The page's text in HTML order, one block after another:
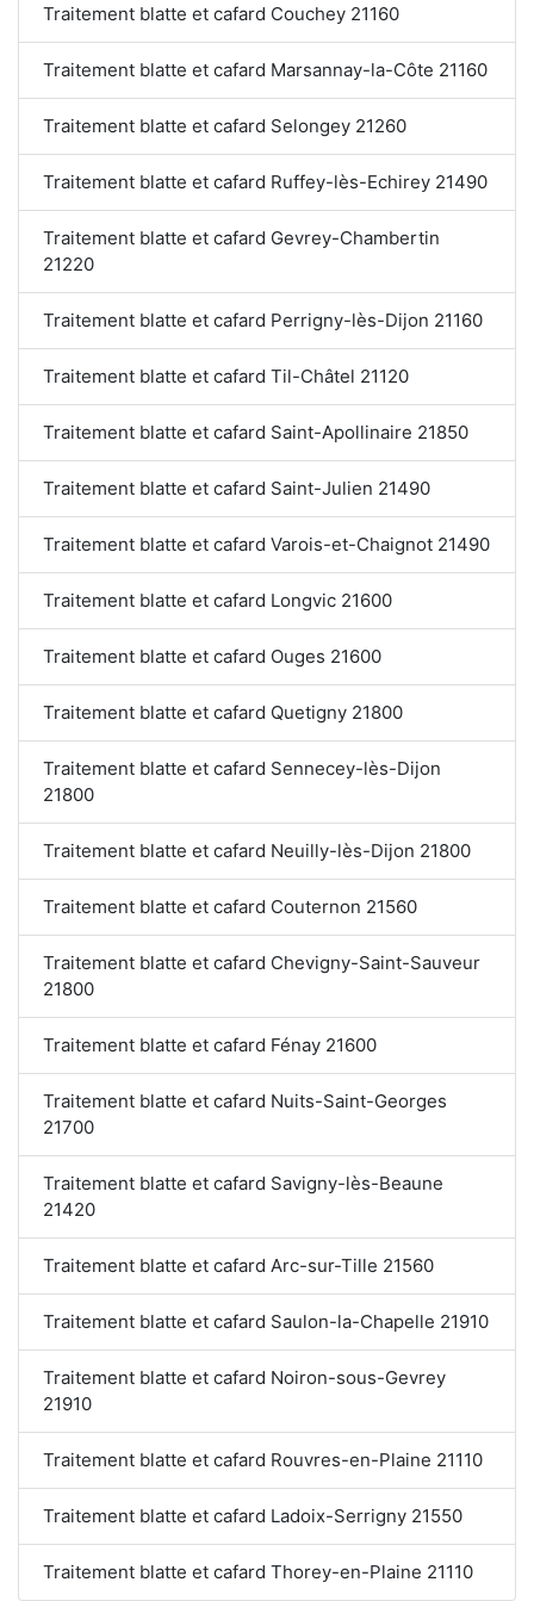
Traitement blatte et cafard Couchey 21160
Traitement blatte et cafard Marsannay-la-Côte 21160
Traitement blatte et cafard Selongey 21260
Traitement blatte et cafard Ruffey-lès-Echirey 21490
Traitement blatte et cafard Gevrey-Chambertin
21220
Traitement blatte et cafard Perrigny-lès-Dijon 21160
Traitement blatte et cafard Til-Châtel 21120
Traitement blatte et cafard Saint-Apollinaire 21850
Traitement blatte et cafard Saint-Julien 21490
Traitement blatte et cafard Varois-et-Chaignot 21490
Traitement blatte et cafard Longvic 21600
Traitement blatte et cafard Ouges 21600
Traitement blatte et cafard Quetigny 21800
Traitement blatte et cafard Sennecey-lès-Dijon
21800
Traitement blatte et cafard Neuilly-lès-Dijon 21800
Traitement blatte et cafard Couternon 21560
Traitement blatte et cafard Chevigny-Saint-Sauveur
21800
Traitement blatte et cafard Fénay 21600
Traitement blatte et cafard Nuits-Saint-Georges
21700
Traitement blatte et cafard Savigny-lès-Beaune
21420
Traitement blatte et cafard Arc-sur-Tille 21560
Traitement blatte et cafard Saulon-la-Chapelle 21910
Traitement blatte et cafard Noiron-sous-Gevrey
21910
Traitement blatte et cafard Rouvres-en-Plaine 21110
Traitement blatte et cafard Ladoix-Serrigny 21550
Traitement blatte et cafard Thorey-en-Plaine 21110